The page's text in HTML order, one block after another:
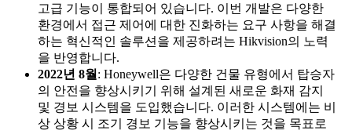
고급 기능이 통합되어 있습니다. 이번 개발은 다양한
환경에서 접근 제어에 대한 진화하는 요구 사항을 해결
하는 혁신적인 솔루션을 제공하려는 Hikvision의 노력
을 반영합니다.
2022년 8월 : Honeywell은 다양한 건물 유형에서 탑승자
의 안전을 향상시키기 위해 설계된 새로운 화재 감지
및 경보 시스템을 도입했습니다. 이러한 시스템에는 비
상 상황 시 조기 경보 기능을 향상시키는 것을 목표로